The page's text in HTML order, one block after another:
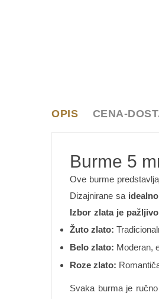
OPIS CENA-
Burme 5
Ove burme
Dizajnirane sa
Izbor zlata je
Žuto zlato:
Belo zlato: Moderan,
Roze zlato:
Svaka burma je